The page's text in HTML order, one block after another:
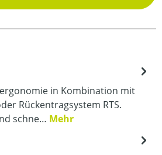
in Kombination mit
Rückentragsystem RTS.
schne… Mehr